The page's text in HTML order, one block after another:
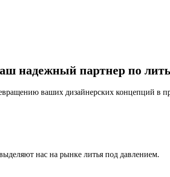
надежный партнер по
ваших дизайнерских концепций в
нас на рынке литья под давлением.